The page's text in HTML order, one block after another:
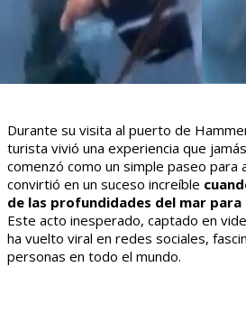
Durante su visita al puerto de
turista vivió una experiencia que
comenzó como un simple paseo para
convirtió en un suceso increíble
de las profundidades del mar
Este acto inesperado, captado en
ha vuelto viral en redes sociales,
personas en todo el mundo.